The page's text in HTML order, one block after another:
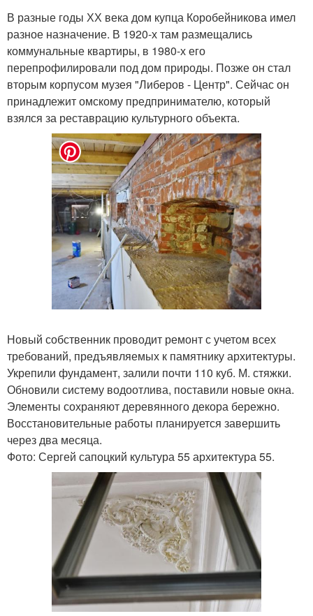
В разные годы ХХ века дом купца Коробейникова имел
разное назначение. В 1920-х там размещались
коммунальные квартиры, в 1980-х его
перепрофилировали под дом природы. Позже он стал
вторым корпусом музея "Либеров - Центр". Сейчас он
принадлежит омскому предпринимателю, который
взялся за реставрацию культурного объекта.
Новый собственник проводит ремонт с учетом всех
требований, предъявляемых к памятнику архитектуры.
Укрепили фундамент, залили почти 110 куб. М. стяжки.
Обновили систему водоотлива, поставили новые окна.
Элементы сохраняют деревянного декора бережно.
Восстановительные работы планируется завершить
через два месяца.
Фото: Сергей сапоцкий культура 55 архитектура 55.